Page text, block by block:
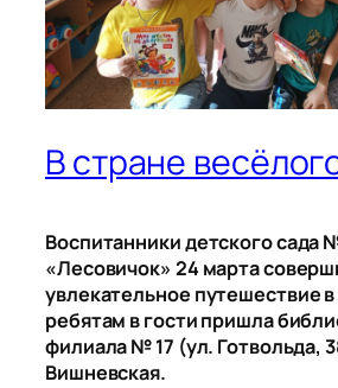
В стране
Воспитанники детского сада
«Лесовичок» 24 марта
увлекательное путешествие
ребятам в гости пришла
филиала № 17 (ул. Готвольда,
Вишневская.